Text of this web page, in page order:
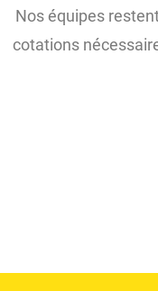
Nos équipes
cotations